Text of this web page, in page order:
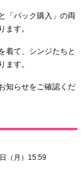
「パック購入」の両
ます。
着て、シンジたちと
ます。
知らせをご確認くだ
（月）15:59